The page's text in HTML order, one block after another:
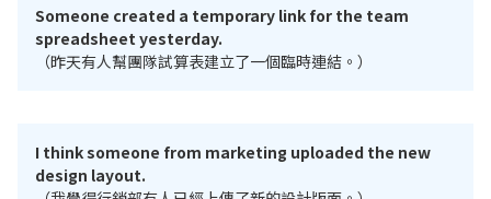
Someone created a temporary link for the team
spreadsheet yesterday.
（昨天有人幫團隊試算表建立了一個臨時連結。）
I think someone from marketing uploaded the new
design layout.